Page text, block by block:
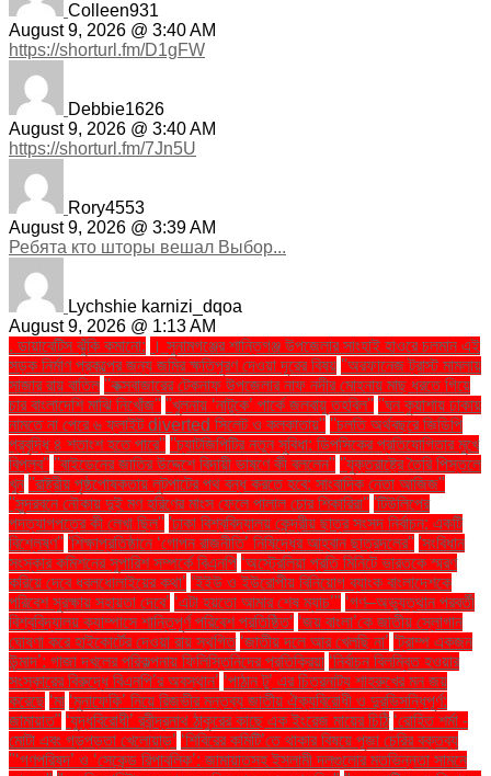
Colleen931
August 9, 2026 @ 3:40 AM
https://shorturl.fm/D1gFW
Debbie1626
August 9, 2026 @ 3:40 AM
https://shorturl.fm/7Jn5U
Rory4553
August 9, 2026 @ 3:39 AM
Ребята кто шторы вешал Выбор...
Lychshie karnizi_dqoa
August 9, 2026 @ 1:13 AM
. ডায়াবেটিস ঝুঁকি কমানো:
। সুনামগঞ্জের শান্তিগঞ্জ উপজেলার সাংহাই হাওরে চলমান এই
সড়ক নির্মাণ প্রকল্পের জন্য জমির ক্ষতিপূরণ দেওয়া দূরের বিষয় ''অরফানেজ ট্রাস্ট মামলায়
সাজার রায় বাতিল ''কক্সবাজারের টেকনাফ উপজেলার নাফ নদীর মোহনায় মাছ ধরতে গিয়ে
চার বাংলাদেশি মাঝি নিখোঁজ'' ''খুলনায় ‘নাটুকে’ পার্কে জলবায়ু তহবিল'' ''ঘন কুয়াশায় ঢাকায়
নামতে না পেরে ৬ ফ্লাইট diverted সিলেট ও কলকাতায়'' ''চলতি অর্থবছরে জিডিপি
প্রবৃদ্ধি ৪ শতাংশ হতে পারে'' ''চ্যাটজিপিটির নতুন সুবিধা: ডিপসিকের প্রতিযোগিতার মুখে
বিপ্লব'' ''বাইডেনের জাতির উদ্দেশে বিদায়ী ভাষণে কী বললেন'' ''যুক্তরাষ্ট্রে তৈরি পিস্তলে
খুন ''রাষ্ট্রীয় পৃষ্ঠপোষকতায় লুটপাটের পথ বন্ধ করতে হবে: সাংবাদিক নেতা আজিজ"
''সুন্দরবনে নৌকায় দুই মণ হরিণের মাংস ফেলে পালাল চোর শিকারিরা'' 'টিউলিপের
পদত্যাগপত্রে কী লেখা ছিল'' 'ঢাকা বিশ্ববিদ্যালয় কেন্দ্রীয় ছাত্র সংসদ নির্বাচন: একটি
বিশ্লেষণ'' 'শিক্ষাপ্রতিষ্ঠানে ‘গোপন রাজনীতি’ নিষিদ্ধের আহ্বান ছাত্রদলের'' 'সংবিধান
সংস্কার কমিশনের সুপারিশ সম্পর্কে বিএনপি ‘অস্ট্রেলিয়া প্রতি মিনিটে ভারতকে স্মরণ
করিয়ে দেবে ধবলধোলাইয়ের কথা’ ‘ইইউ ও ইউরোপীয় বিনিয়োগ ব্যাংক বাংলাদেশকে
পরিবেশ সুরক্ষায় সহায়তা দেবে’ ‘এটা হয়তো আমার শেষ ম্যাচ’" ‘গণ–অভ্যুত্থান পরবর্তী
বিশ্ববিদ্যালয় ক্যাম্পাসে শান্তিপূর্ণ পরিবেশ প্রতিষ্ঠিত’ ‘জয় বাংলা’কে জাতীয় স্লোগান
ঘোষণা করে হাইকোর্টের দেওয়া রায় স্থগিত ‘জাতীয় দলে আর খেলছি না’ ‘ট্রাম্প একজন
উন্মাদ’: গাজা দখলের পরিকল্পনায় ফিলিস্তিনিদের প্রতিক্রিয়া ‘নির্বাচন বিলম্বিত হওয়ার
সংস্কারের বিরুদ্ধে বিএনপি’র অবস্থান’ ‘পাঠান টু’ এর চিত্রনাট্য শাহরুখের মন জয়
করেছে ‘মা ‘মুনাফেকি’ নিয়ে রিজভীর মন্তব্য জাতীয় ঐক্যবিরোধী ও দুরভিসন্ধিপূর্ণ:
জামায়াত" ‘যুদ্ধবিরোধী’ রবীন্দ্রনাথ ঠাকুরের কাছে এক ইংরেজ মায়ের চিঠি ‘রোহিত শর্মা -
মোটা এবং গড়পড়তা খেলোয়াড়’ ‘শিবিরের কমিটি’তে থাকার বিষয়ে পূজা চেরির বক্তব্য
"‘গণপরিষদ’ ও ‘সেকেন্ড রিপাবলিক’: জামায়াতসহ ইসলামী দলগুলোর মতভিন্নতা সামনে